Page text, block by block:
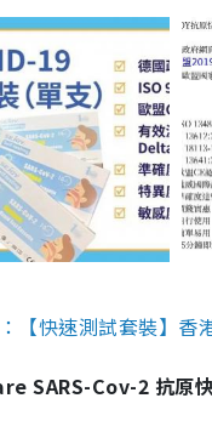
【快速測試套裝】
SARS-Cov-2 抗原